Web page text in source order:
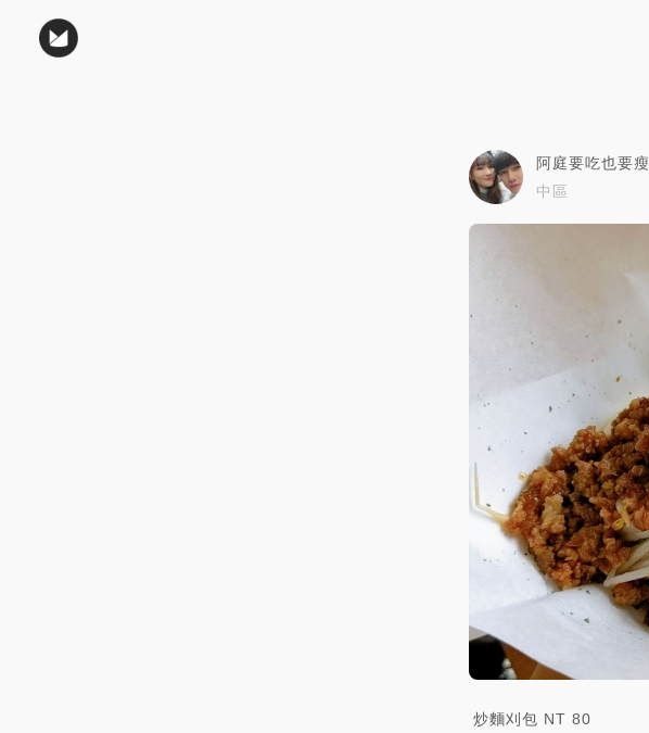
阿庭要吃也要瘦
中區
炒麵刈包 NT 80